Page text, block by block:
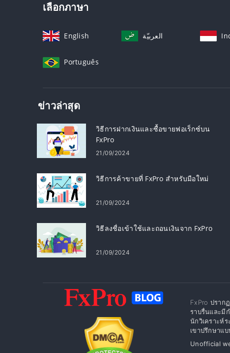
เลือกภาษา
English العربيّة
Português
ข่าวล่าสุด
วิธีการฝากเงินและซื้อขายฟอเร็กซ์บน
FxPro
21/09/2024
วิธีการค้าขายที่ FxPro สำหรับมือใหม่
21/09/2024
วิธีลงชื่อเข้าใช้และถอนเงินจาก FxPro
21/09/2024
FxPro ปราก
ราบรื่นและมี
นักวิเคราะห์
เขาปรึกษาแ
Unofficial